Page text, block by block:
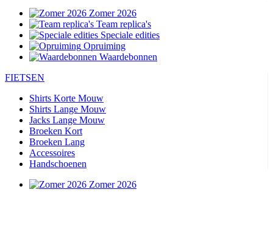
Zomer 2026
Team replica's
Speciale edities
Opruiming
Waardebonnen
FIETSEN
Shirts Korte Mouw
Shirts Lange Mouw
Jacks Lange Mouw
Broeken Kort
Broeken Lang
Accessoires
Handschoenen
Zomer 2026